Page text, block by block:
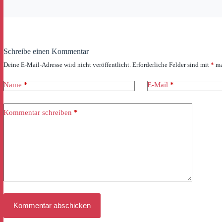
Schreibe einen Kommentar
Deine E-Mail-Adresse wird nicht veröffentlicht. Erforderliche Felder sind mit *
Name * E-Mail *
Kommentar schreiben *
Kommentar abschicken